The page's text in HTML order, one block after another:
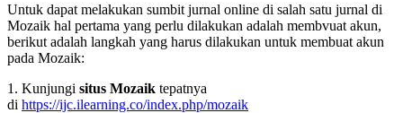
Untuk dapat melakukan sumbit jurnal online di salah satu jurnal di
Mozaik hal pertama yang perlu dilakukan adalah membvuat akun,
berikut adalah langkah yang harus dilakukan untuk membuat akun
pada Mozaik:
1. Kunjungi situs Mozaik tepatnya
di https://ijc.ilearning.co/index.php/mozaik